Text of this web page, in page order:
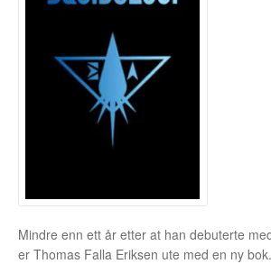
Nyhetsarkiv
Opprørets bobler
Mindre enn ett år etter at han debuterte
er Thomas Falla Eriksen ute med en ny